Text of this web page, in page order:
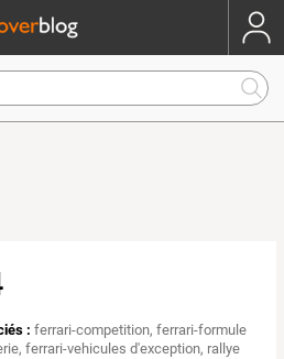
: ferrari-competition,ferrari-formule
,ferrari-vehicules d'exception, rallye